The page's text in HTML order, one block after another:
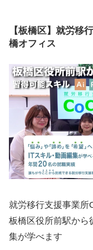
【板橋区】就労移
橋オフィス
就労移行支援事業所
板橋区役所前駅から
集が学べます